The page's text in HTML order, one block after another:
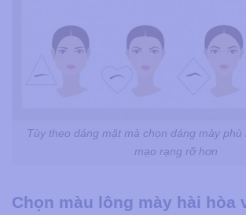
Tùy theo dáng mặt mà chọn dáng mày phù
mạo rạng rỡ hơn
Chọn màu lông mày hài hòa